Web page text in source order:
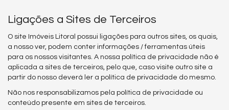
Ligações a Sites de Terceiros
O site Imóveis Litoral possui ligações para outros sites, os quais,
a nosso ver, podem conter informações / ferramentas úteis
para os nossos visitantes. A nossa política de privacidade não é
aplicada a sites de terceiros, pelo que, caso visite outro site a
partir do nosso deverá ler a política de privacidade do mesmo.
Não nos responsabilizamos pela política de privacidade ou
conteúdo presente em sites de terceiros.